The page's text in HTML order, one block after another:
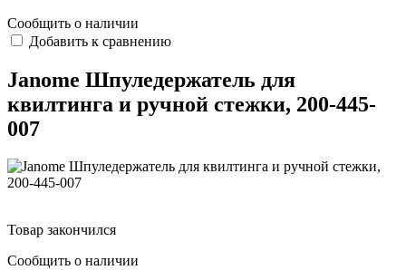
Сообщить о наличии
Добавить к сравнению
Janome Шпуледержатель для
квилтинга и ручной стежки, 200-445-
007
Товар закончился
Сообщить о наличии